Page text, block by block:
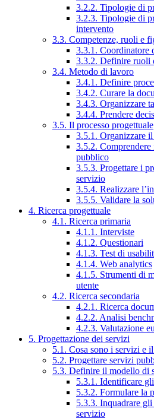
3.2.2. Tipologie di
3.2.3. Tipologie di
intervento
3.3. Competenze, ruoli e
3.3.1. Coordinatore
3.3.2. Definire ruoli
3.4. Metodo di lavoro
3.4.1. Definire
3.4.2. Curare la
3.4.3. Organizzare
3.4.4. Prendere
3.5. Il processo progettuale
3.5.1. Organizzare
3.5.2. Comprendere
pubblico
3.5.3. Progettare i
servizio
3.5.4. Realizzare
3.5.5. Validare la
4. Ricerca progettuale
4.1. Ricerca primaria
4.1.1. Interviste
4.1.2. Questionari
4.1.3. Test di
4.1.4. Web analytics
4.1.5. Strumenti di
utente
4.2. Ricerca secondaria
4.2.1. Ricerca
4.2.2. Analisi
4.2.3. Valutazione
5. Progettazione dei servizi
5.1. Cosa sono i servizi e
5.2. Progettare servizi
5.3. Definire il modello di
5.3.1. Identificare
5.3.2. Formulare la
5.3.3. Inquadrare
servizio